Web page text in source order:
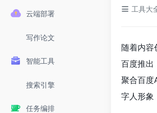
云端部署
写作论文
智能工具
搜索引擎
任务编排
工具大
随着内容
百度推出
聚合百度
字人形象